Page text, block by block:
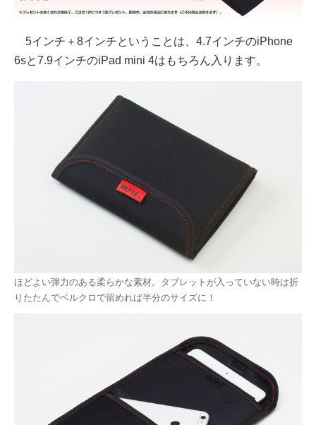
5インチ＋8インチということは、4.7インチのiPhone
6sと7.9インチのiPad mini 4はもちろん入ります。
ほどよい弾力のある柔らかな素材。タブレットが入っていない時は折
りたたんでベルクロで留めれば半分のサイズに！